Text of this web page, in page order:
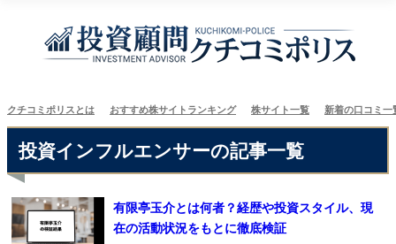
クチコミポリスとは おすすめ株サイトランキング 株サイト一覧 新着の口コミ一
投資インフルエンサーの記事一覧
有限亭玉介とは何者？経歴や投資スタイル、現
在の活動状況をもとに徹底検証